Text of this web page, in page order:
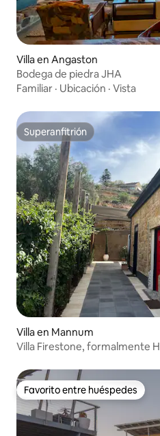
Villa en Angaston
Bodega de piedra JHA
Familiar · Ubicación · Vista
Superanfitrión
Superanfitrión
Villa en Mannum
Villa Firestone, formalmente
Favorito entre huéspedes
Favorito entre huéspedes